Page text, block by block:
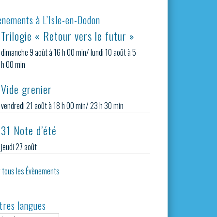
à L’Isle-en-Dodon
Trilogie « Retour vers le futur »
dimanche 9 août à 16 h 00 min/lundi 10 août à 5
h 00 min
Vide grenier
vendredi 21 août à 18 h 00 min/23 h 30 min
31 Note d’été
jeudi 27 août
les Évènements
langues